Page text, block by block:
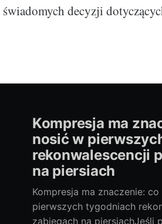
decyzji
Kompresja ma
nosić w
rekonwalescencji
na piersiach
Kompresja ma znaczenie:
pierwszych tygodniach
zabiegach na piersiachJeśli